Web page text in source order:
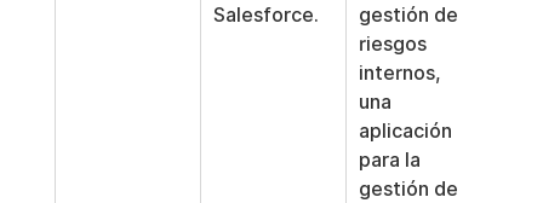
Salesforce.
gestión de
riesgos
internos,
una
aplicación
para la
gestión de